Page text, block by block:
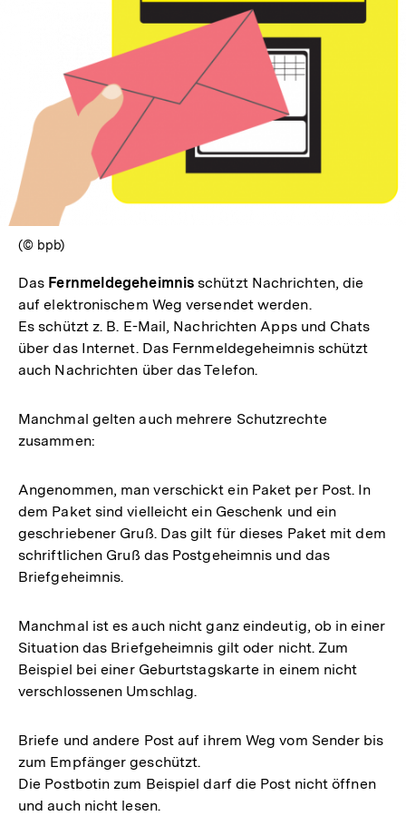
öffnen
(© bpb)
Das Fernmeldegeheimnis schützt Nachrichten, die
auf elektronischem Weg versendet werden.
Es schützt z. B. E-Mail, Nachrichten Apps und Chats
über das Internet. Das Fernmeldegeheimnis schützt
auch Nachrichten über das Telefon.
Manchmal gelten auch mehrere Schutzrechte
zusammen:
Angenommen, man verschickt ein Paket per Post. In
dem Paket sind vielleicht ein Geschenk und ein
geschriebener Gruß. Das gilt für dieses Paket mit dem
schriftlichen Gruß das Postgeheimnis und das
Briefgeheimnis.
Manchmal ist es auch nicht ganz eindeutig, ob in einer
Situation das Briefgeheimnis gilt oder nicht. Zum
Beispiel bei einer Geburtstagskarte in einem nicht
verschlossenen Umschlag.
Briefe und andere Post auf ihrem Weg vom Sender bis
zum Empfänger geschützt.
Die Postbotin zum Beispiel darf die Post nicht öffnen
und auch nicht lesen.